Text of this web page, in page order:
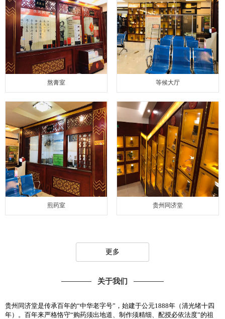
熬膏室 等候大厅
煎药室 贵州同济堂
更多
关于我们
贵州同济堂是传承百年的“中华老字号”，始建于公元1888年（清光绪十四
年）。百年来严格恪守“购药须出地道、制作须精细、配授必依法度”的祖